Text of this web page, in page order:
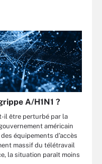
A/H1N1 ?
il être perturbé par la
américain
équipements d’accès
massif du télétravail
la situation paraît moins